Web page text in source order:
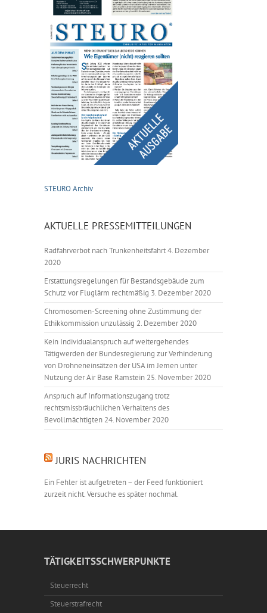
STEURO Archiv
AKTUELLE PRESSEMITTEILUNGEN
Radfahrverbot nach Trunkenheitsfahrt4. Dezember
2020
Erstattungsregelungen für Bestandsgebäude zum
Schutz vor Fluglärm rechtmäßig 3. Dezember 2020
Chromosomen-Screening ohne Zustimmung der
Ethikkommission unzulässig 2. Dezember 2020
Kein Individualanspruch auf weitergehendes
Tätigwerden der Bundesregierung zur Verhinderung
von Drohneneinsätzen der USA im Jemen unter
Nutzung der Air Base Ramstein 25. November 2020
Anspruch auf Informationszugang trotz
rechtsmissbräuchlichen Verhaltens des
Bevollmächtigten 24. November 2020
JURIS NACHRICHTEN
Ein Fehler ist aufgetreten – der Feed funktioniert
zurzeit nicht. Versuche es später nochmal.
TÄTIGKEITSSCHWERPUNKTE
Steuerrecht
Steuerstrafrecht